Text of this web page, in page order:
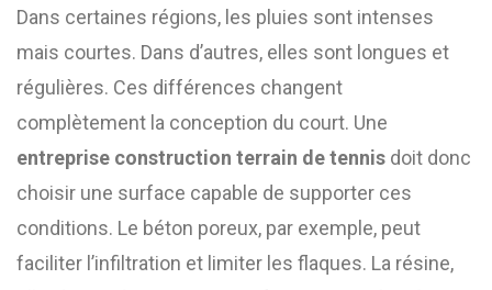
Dans certaines régions, les pluies sont intenses
mais courtes. Dans d’autres, elles sont longues et
régulières. Ces différences changent
complètement la conception du court. Une
entreprise construction terrain de tennis doit donc
choisir une surface capable de supporter ces
conditions. Le béton poreux, par exemple, peut
faciliter l’infiltration et limiter les flaques. La résine,